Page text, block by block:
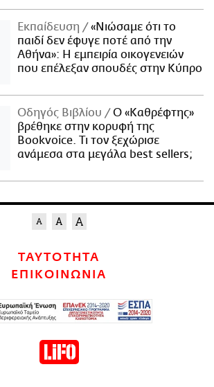
Εκπαίδευση
«Νιώσαμε ότι το
παιδί δεν έφυγε ποτέ από την
Αθήνα»: Η εμπειρία οικογενειών
που επέλεξαν σπουδές στην Κύπρο
Οδηγός Βιβλίου
Ο «Καθρέφτης»
βρέθηκε στην κορυφή της
Bookvoice. Τι τον ξεχώρισε
ανάμεσα στα μεγάλα best sellers;
ΤΑΥΤΟΤΗΤΑ
ΕΠΙΚΟΙΝΩΝΙΑ